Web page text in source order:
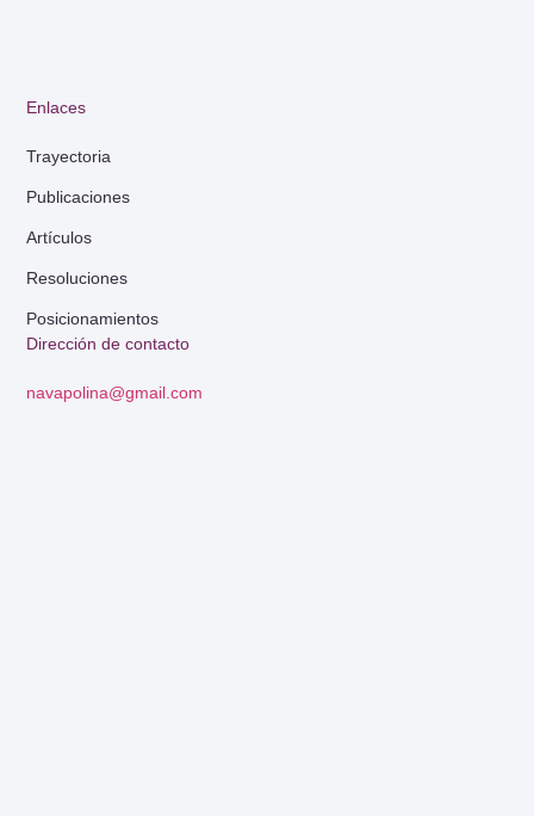
Dirección de contacto
navapolina@gmail.com
Enlaces
Trayectoria
Publicaciones
Artículos
Resoluciones
Posicionamientos